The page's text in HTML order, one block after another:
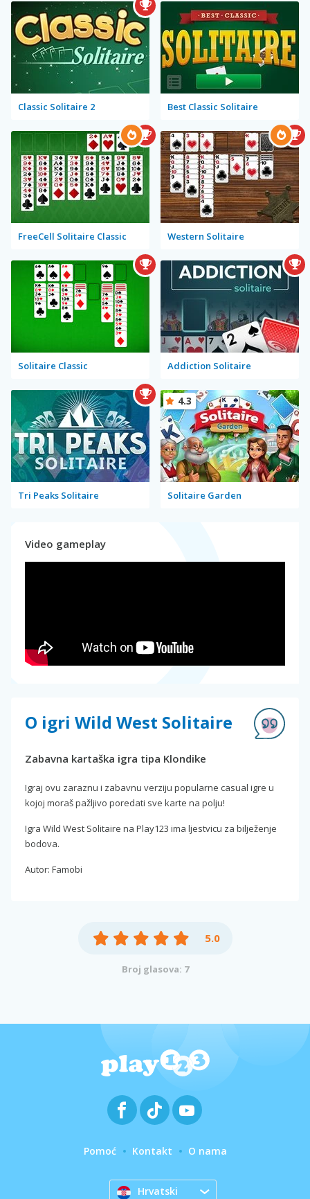
Classic Solitaire 2 Best Classic Solitaire
FreeCell Solitaire Classic Western Solitaire
Solitaire Classic Addiction Solitaire
Tri Peaks Solitaire Solitaire Garden
4.3
Video gameplay
O igri Wild West Solitaire
Zabavna kartaška igra tipa Klondike
Igraj ovu zaraznu i zabavnu verziju popularne casual igre u
kojoj moraš pažljivo poredati sve karte na polju!
Igra Wild West Solitaire na Play123 ima ljestvicu za bilježenje
bodova.
Autor: Famobi
5.0
Broj glasova: 7
Pomoć Kontakt O nama
Hrvatski